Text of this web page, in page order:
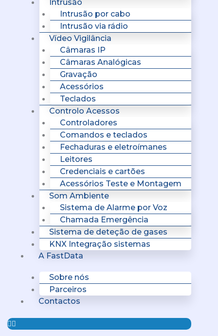
Intrusão
Intrusão por cabo
Intrusão via rádio
Vídeo Vigilância
Câmaras IP
Câmaras Analógicas
Gravação
Acessórios
Teclados
Controlo Acessos
Controladores
Comandos e teclados
Fechaduras e eletroímanes
Leitores
Credenciais e cartões
Acessórios Teste e Montagem
Som Ambiente
Sistema de Alarme por Voz
Chamada Emergência
Sistema de deteção de gases
KNX Integração sistemas
A FastData
Sobre nós
Parceiros
Contactos